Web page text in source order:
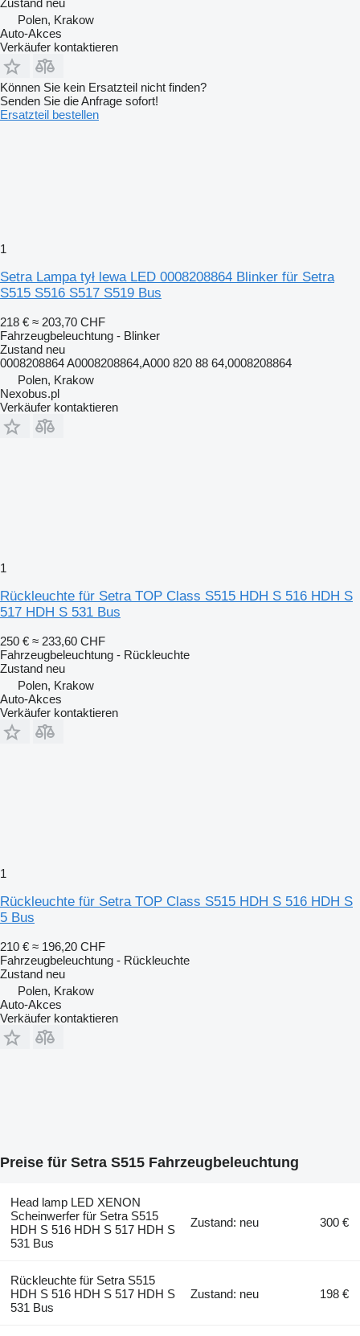
Polen, Krakow
Auto-Akces
Verkäufer kontaktieren
Können Sie kein Ersatzteil nicht finden?
Senden Sie die Anfrage sofort!
Ersatzteil bestellen
1
Setra Lampa tył lewa LED 0008208864 Blinker für Setra
S515 S516 S517 S519 Bus
218 € ≈ 203,70 CHF
Fahrzeugbeleuchtung - Blinker
Zustand neu
0008208864 A0008208864,A000 820 88 64,0008208864
Polen, Krakow
Nexobus.pl
Verkäufer kontaktieren
1
Rückleuchte für Setra TOP Class S515 HDH S 516 HDH S
517 HDH S 531 Bus
250 € ≈ 233,60 CHF
Fahrzeugbeleuchtung - Rückleuchte
Zustand neu
Polen, Krakow
Auto-Akces
Verkäufer kontaktieren
1
Rückleuchte für Setra TOP Class S515 HDH S 516 HDH S
5 Bus
210 € ≈ 196,20 CHF
Fahrzeugbeleuchtung - Rückleuchte
Zustand neu
Polen, Krakow
Auto-Akces
Verkäufer kontaktieren
Preise für Setra S515 Fahrzeugbeleuchtung
Head lamp LED XENON
Scheinwerfer für Setra S515
HDH S 516 HDH S 517 HDH S
531 Bus
Zustand: neu 300 €
Rückleuchte für Setra S515
HDH S 516 HDH S 517 HDH S
531 Bus
Zustand: neu 198 €